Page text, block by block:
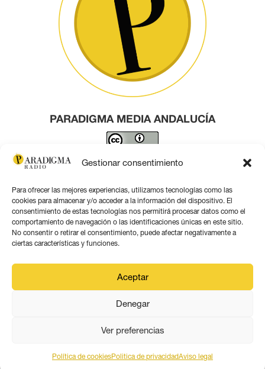
Gestionar consentimiento
Para ofrecer las mejores experiencias, utilizamos tecnologías como las
cookies para almacenar y/o acceder a la información del dispositivo. El
consentimiento de estas tecnologías nos permitirá procesar datos como el
comportamiento de navegación o las identificaciones únicas en este sitio.
No consentir o retirar el consentimiento, puede afectar negativamente a
ciertas características y funciones.
Aceptar
Denegar
Ver preferencias
Política de cookiesPolitica de privacidadAviso legal
PARADIGMA MEDIA ANDALUCÍA
Este obra está bajo una licencia de Creative Commons
Contacto por correo
Aviso legal